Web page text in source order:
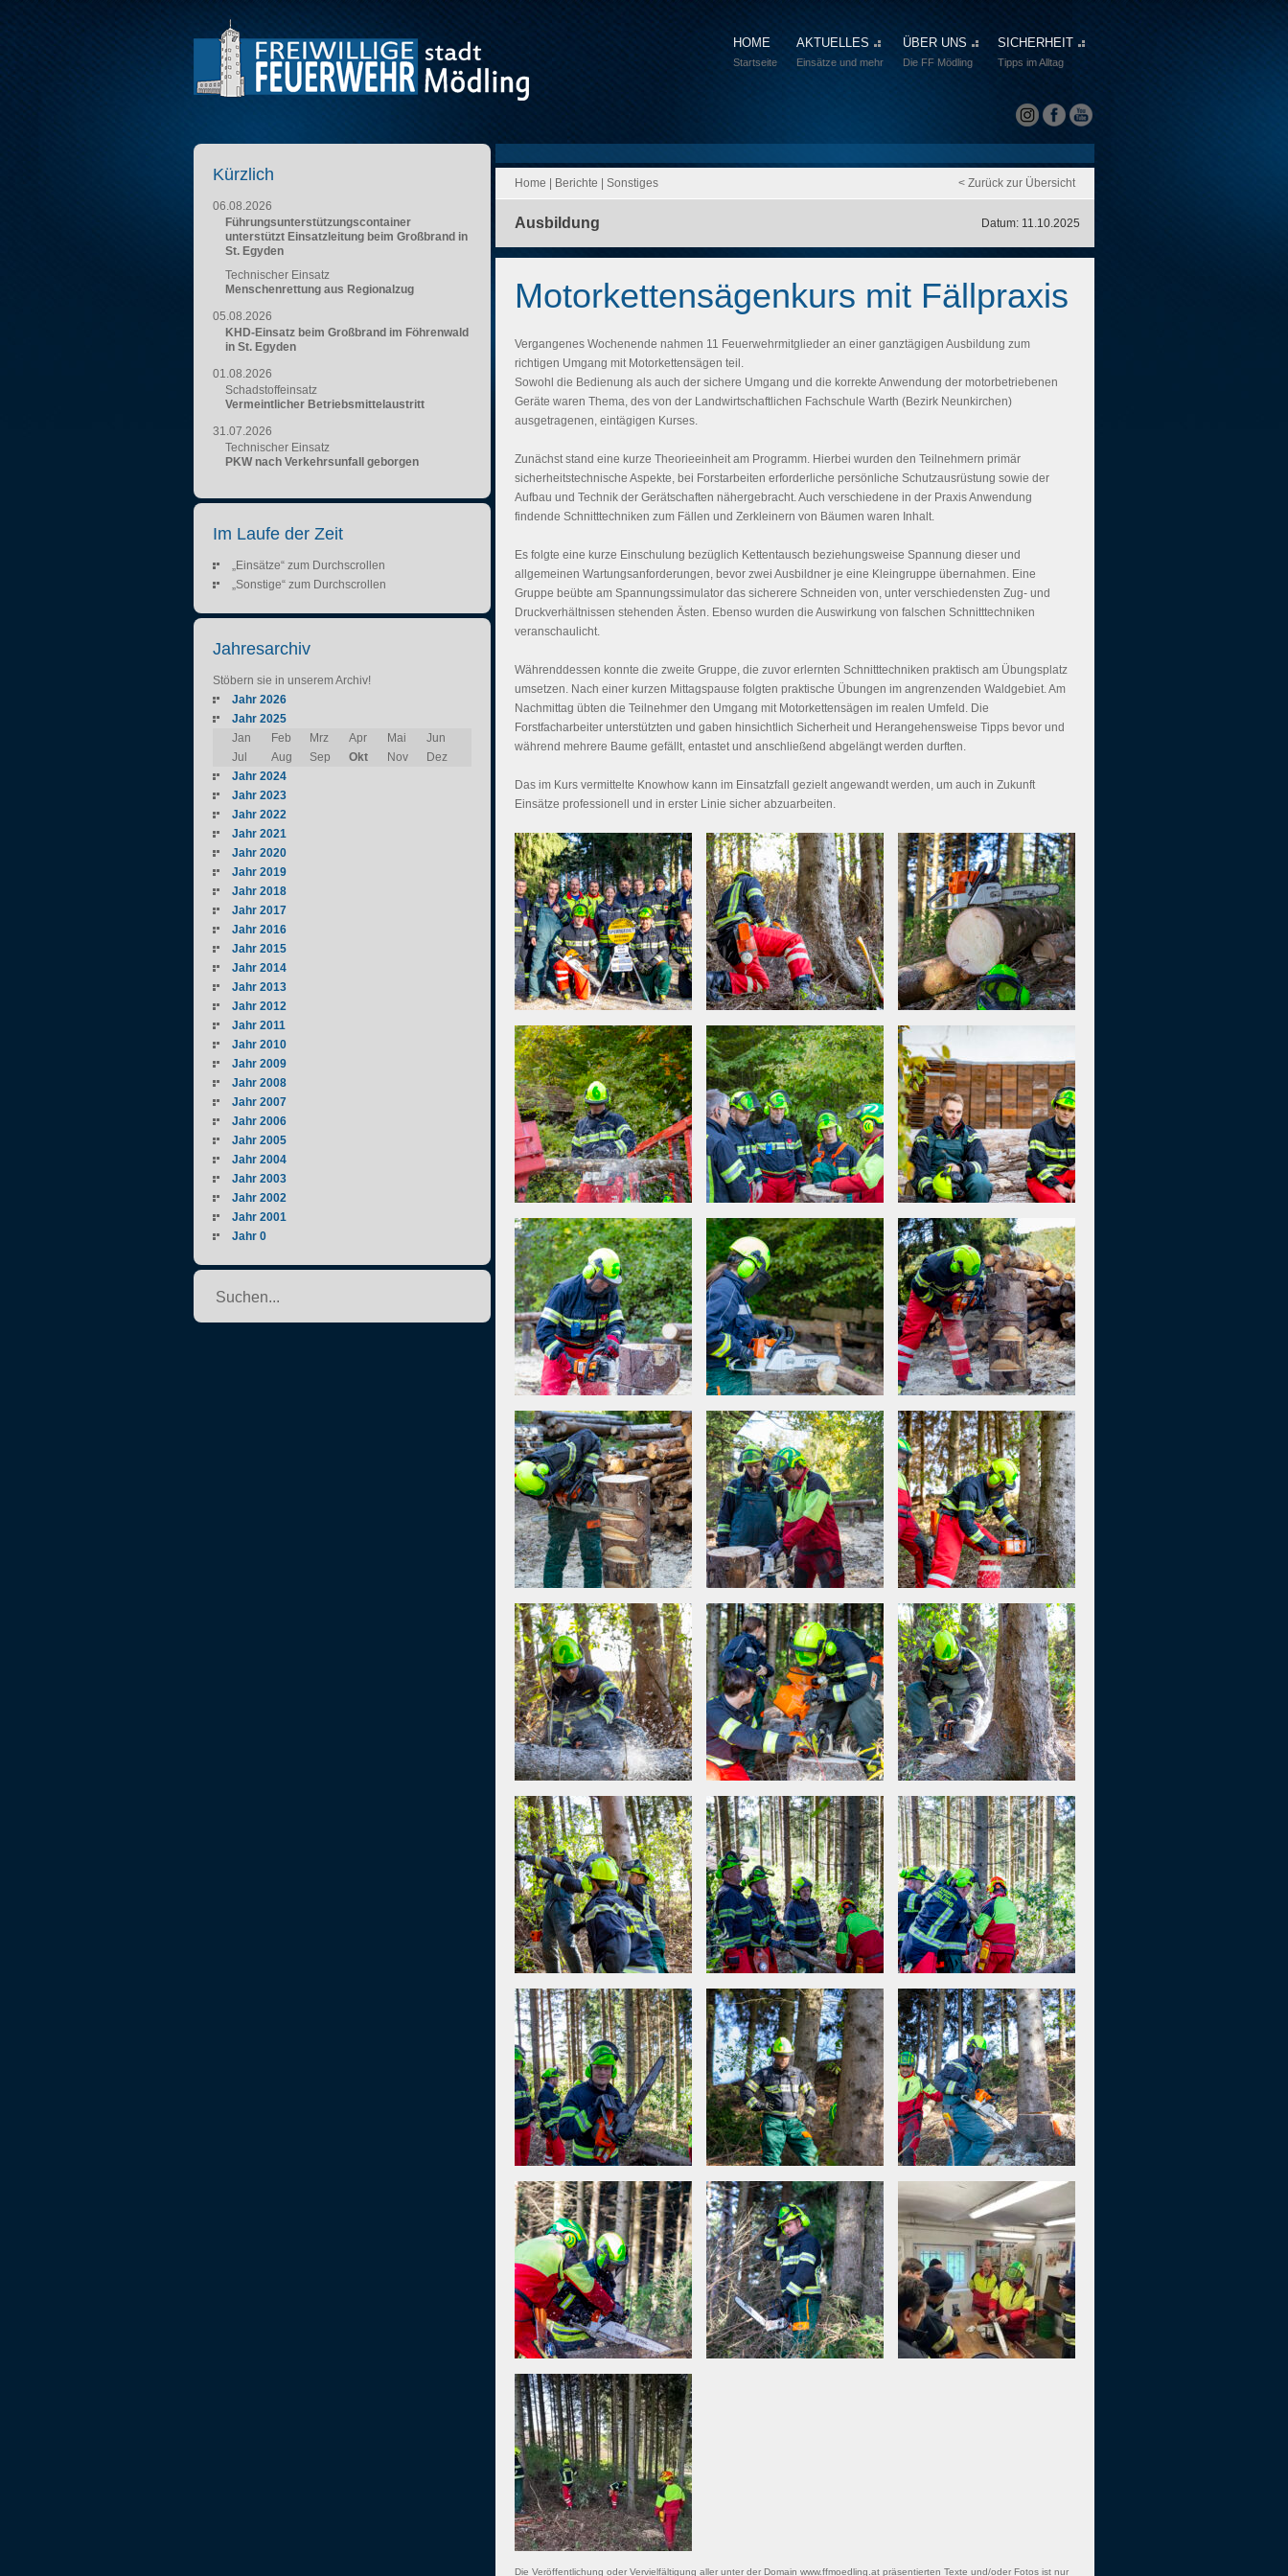
HOME
Startseite
AKTUELLES
Einsätze und mehr
ÜBER UNS
Die FF Mödling
SICHERHEIT
Tipps im Alltag
Home Berichte Sonstiges < Zurück zur Übersicht
Ausbildung Datum: 11.10.2025
Motorkettensägenkurs mit Fällpraxis
Vergangenes Wochenende nahmen 11 Feuerwehrmitglieder an einer ganztägigen Ausbildung zum
richtigen Umgang mit Motorkettensägen teil.
Sowohl die Bedienung als auch der sichere Umgang und die korrekte Anwendung der motorbetriebenen
Geräte waren Thema, des von der Landwirtschaftlichen Fachschule Warth (Bezirk Neunkirchen)
ausgetragenen, eintägigen Kurses.
Zunächst stand eine kurze Theorieeinheit am Programm. Hierbei wurden den Teilnehmern primär
sicherheitstechnische Aspekte, bei Forstarbeiten erforderliche persönliche Schutzausrüstung sowie der
Aufbau und Technik der Gerätschaften nähergebracht. Auch verschiedene in der Praxis Anwendung
findende Schnitttechniken zum Fällen und Zerkleinern von Bäumen waren Inhalt.
Es folgte eine kurze Einschulung bezüglich Kettentausch beziehungsweise Spannung dieser und
allgemeinen Wartungsanforderungen, bevor zwei Ausbildner je eine Kleingruppe übernahmen. Eine
Gruppe beübte am Spannungssimulator das sicherere Schneiden von, unter verschiedensten Zug- und
Druckverhältnissen stehenden Ästen. Ebenso wurden die Auswirkung von falschen Schnitttechniken
veranschaulicht.
Währenddessen konnte die zweite Gruppe, die zuvor erlernten Schnitttechniken praktisch am Übungsplatz
umsetzen. Nach einer kurzen Mittagspause folgten praktische Übungen im angrenzenden Waldgebiet. Am
Nachmittag übten die Teilnehmer den Umgang mit Motorkettensägen im realen Umfeld. Die
Forstfacharbeiter unterstützten und gaben hinsichtlich Sicherheit und Herangehensweise Tipps bevor und
während mehrere Baume gefällt, entastet und anschließend abgelängt werden durften.
Das im Kurs vermittelte Knowhow kann im Einsatzfall gezielt angewandt werden, um auch in Zukunft
Einsätze professionell und in erster Linie sicher abzuarbeiten.
Die Veröffentlichung oder Vervielfältigung aller unter der Domain www.ffmoedling.at präsentierten Texte und/oder Fotos ist nur
Kürzlich
06.08.2026
Führungsunterstützungscontainer
unterstützt Einsatzleitung beim Großbrand in
St. Egyden
Technischer Einsatz
Menschenrettung aus Regionalzug
05.08.2026
KHD-Einsatz beim Großbrand im Föhrenwald
in St. Egyden
01.08.2026
Schadstoffeinsatz
Vermeintlicher Betriebsmittelaustritt
31.07.2026
Technischer Einsatz
PKW nach Verkehrsunfall geborgen
Im Laufe der Zeit
„Einsätze“ zum Durchscrollen
„Sonstige“ zum Durchscrollen
Jahresarchiv
Stöbern sie in unserem Archiv!
Jahr 2026
Jahr 2025
Jan
Feb Mrz Apr Mai
Jun
Jul
Aug Sep Okt Nov
Dez
Jahr 2024
Jahr 2023
Jahr 2022
Jahr 2021
Jahr 2020
Jahr 2019
Jahr 2018
Jahr 2017
Jahr 2016
Jahr 2015
Jahr 2014
Jahr 2013
Jahr 2012
Jahr 2011
Jahr 2010
Jahr 2009
Jahr 2008
Jahr 2007
Jahr 2006
Jahr 2005
Jahr 2004
Jahr 2003
Jahr 2002
Jahr 2001
Jahr 0